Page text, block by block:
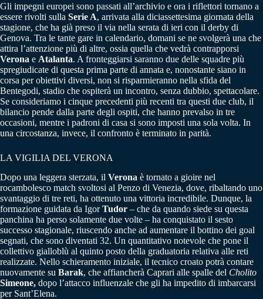
Gli impegni europei sono passati all’archivio e ora i riflettori tornano a
essere rivolti sulla Serie A, arrivata alla diciassettesima giornata della
stagione, che ha già preso il via nella serata di ieri con il derby di
Genova. Tra le tante gare in calendario, domani se ne svolgerà una che
attira l’attenzione più di altre, ossia quella che vedrà contrapporsi
Verona e Atalanta. A fronteggiarsi saranno due delle squadre più
spregiudicate di questa prima parte di annata e, nonostante siano in
corsa per obiettivi diversi, non si risparmieranno nella sfida del
Bentegodi, stadio che ospiterà un incontro, senza dubbio, spettacolare.
Se consideriamo i cinque precedenti più recenti tra questi due club, il
bilancio pende dalla parte degli ospiti, che hanno prevalso in tre
occasioni, mentre i padroni di casa si sono imposti una sola volta. In
una circostanza, invece, il confronto è terminato in parità.
LA VIGILIA DEL VERONA
Dopo una leggera sterzata, il Verona è tornato a gioire nel
rocambolesco match svoltosi al Penzo di Venezia, dove, ribaltando uno
svantaggio di tre reti, ha ottenuto una vittoria incredibile. Dunque, la
formazione guidata da IgorTudor – che da quando siede su questa
panchina ha perso solamente due volte – ha conquistato il sesto
successo stagionale, riuscendo anche ad aumentare il bottino dei goal
segnati, che sono diventati 32. Un quantitativo notevole che pone il
collettivo gialloblù al quinto posto della graduatoria relativa alle reti
realizzate. Nello schieramento iniziale, il tecnico croato potrà contare
nuovamente su Barak, che affiancherà Caprari alle spalle del Cholito
Simeone, dopo l’attacco influenzale che gli ha impedito di imbarcarsi
per Sant’Elena.